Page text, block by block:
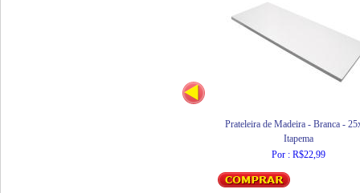
Prateleira de Madeira - Branca -
Itapema
Por : R$22,99